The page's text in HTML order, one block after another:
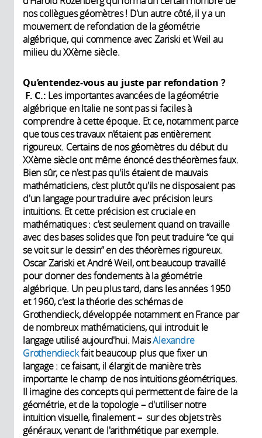
nos collègues géomètres ! D'un autre côté, il y a un
mouvement de refondation de la géométrie
algébrique, qui commence avec Zariski et Weil au
milieu du XXème siècle.
Qu’entendez-vous au juste par refondation ?
F. C.: Les importantes avancées de la géométrie
algébrique en Italie ne sont pas si faciles à
comprendre à cette époque. Et ce, notamment parce
que tous ces travaux n'étaient pas entièrement
rigoureux. Certains de nos géomètres du début du
XXème siècle ont même énoncé des théorèmes faux.
Bien sûr, ce n'est pas qu'ils étaient de mauvais
mathématiciens, c’est plutôt qu'ils ne disposaient pas
d'un langage pour traduire avec précision leurs
intuitions. Et cette précision est cruciale en
mathématiques : c'est seulement quand on travaille
avec des bases solides que l'on peut traduire “ce qui
se voit sur le dessin” en des théorèmes rigoureux.
Oscar Zariski et André Weil, ont beaucoup travaillé
pour donner des fondements à la géométrie
algébrique. Un peu plus tard, dans les années 1950
et 1960, c'est la théorie des schémas de
Grothendieck, développée notamment en France par
de nombreux mathématiciens, qui introduit le
langage utilisé aujourd'hui. MaisAlexandre
Grothendieckfait beaucoup plus que fixer un
langage : ce faisant, il élargit de manière très
importante le champ de nos intuitions géométriques.
Il imagine des concepts qui permettent de faire de la
géométrie, et de la topologie – d'utiliser notre
intuition visuelle, finalement – sur des objets très
généraux, venant de l'arithmétique par exemple.